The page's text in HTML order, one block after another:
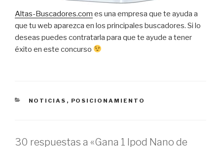
Altas-Buscadores.com es una empresa que te ayuda a
que tu web aparezca en los principales buscadores. Si lo
deseas puedes contratarla para que te ayude a tener
éxito en este concurso
CATEGORÍAS
NOTICIAS , POSICIONAMIENTO
30 respuestas a «Gana 1 Ipod Nano de